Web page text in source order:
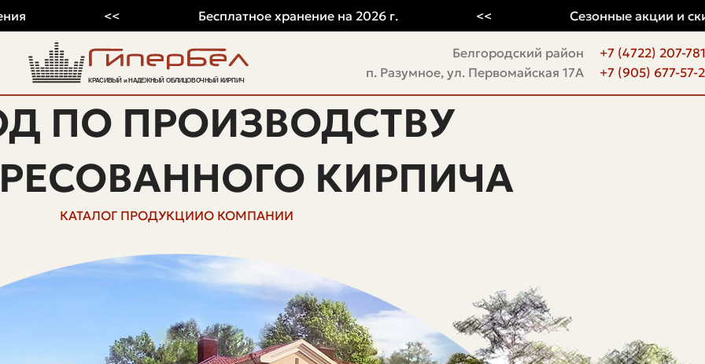
Белгородский район
п. Разумное, ул. Первомайская 17А
+7 (4722) 207-781
+7 (905) 677-57-
ПО ПРОИЗВОДСТВУ
КИРПИЧА
КАТАЛОГ ПРОДУКЦИИО КОМПАНИИ
Бесплатное хранение на 2026 г. Сезонные акции и скидки